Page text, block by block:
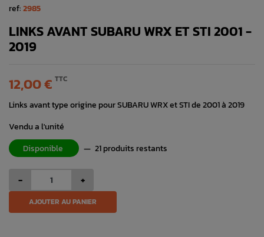
ref:2985
LINKS AVANT SUBARU WRX ET STI 2001 -
2019
12,00 € TTC
Links avant type origine pour SUBARU WRX et STI de 2001 à 2019
Vendu a l'unité
Disponible
— 21 produits restants
- +
AJOUTER AU PANIER